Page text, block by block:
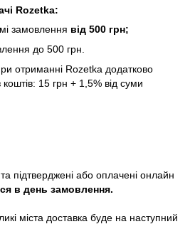
Rozetka:
замовлення від 500 грн;
до 500 грн.
отриманні Rozetka додатково
коштів: 15 грн + 1,5% від суми
підтверджені або оплачені онлайн
в день замовлення.
міста доставка буде на наступний